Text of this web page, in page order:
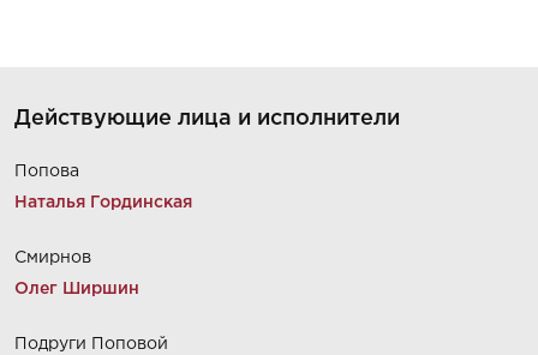
Действующие лица и исполнители
Попова
Наталья Гординская
Смирнов
Олег Ширшин
Подруги Поповой